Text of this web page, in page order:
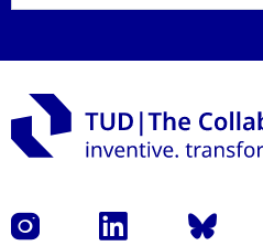
Instagram LinkedIn Bluesky